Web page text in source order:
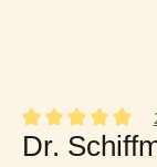
Note moyenne
Dr.